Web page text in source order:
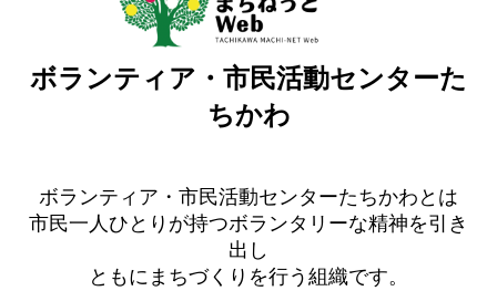
ボランティア・市民活動センターた
ちかわ
ボランティア・市民活動センターたちかわとは
市民一人ひとりが持つボランタリーな精神を引き
出し
ともにまちづくりを行う組織です。